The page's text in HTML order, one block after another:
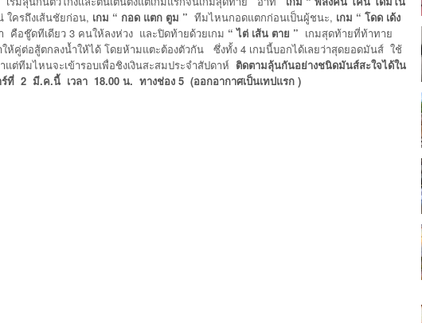
ใครถึงเส้นชัยก่อน, เกม “ กอด แตก ตูม ” ทีมไหนกอดแตกก่อนเป็นผู้ชนะ, เกม “ โดด เด้ง
คือชู๊ดทีเดียว 3 คนให้ลงห่วง และปิดท้ายด้วยเกม “ ไต่ เส้น ตาย ” เกมสุดท้ายที่ท้าทาย
ห้คู่ต่อสู้ตกลงน้ำให้ได้ โดยห้ามแตะต้องตัวกัน ซึ่งทั้ง 4 เกมนี้บอกได้เลยว่าสุดยอดมันส์ ใช้
ต่ทีมไหนจะเข้ารอบเพื่อชิงเงินสะสมประจำสัปดาห์ ติดตามลุ้นกันอย่างชนิดมันส์สะใจได้ใน
ร์ที่ 2 มี.ค.นี้ เวลา 18.00 น. ทางช่อง 5 (ออกอากาศเป็นเทปแรก )